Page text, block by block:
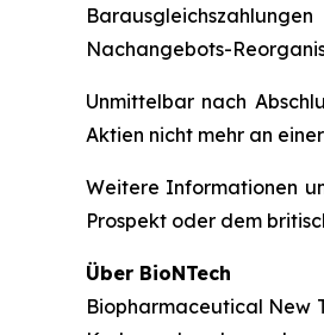
Nachangebots-
Unmittelbar nach
Aktien nicht mehr an
Weitere Informationen
Prospekt oder dem
Über BioNTech
Biopharmaceutical New